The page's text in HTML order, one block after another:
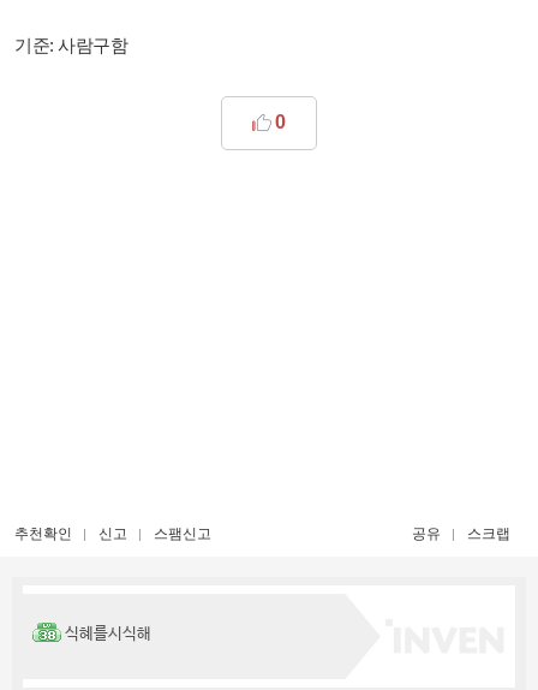
기준: 사람구함
0
추천확인 신고 스팸신고 공유 스크랩
식혜를시식해